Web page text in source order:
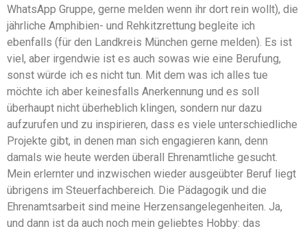
WhatsApp Gruppe, gerne melden wenn ihr dort rein wollt), die
jährliche Amphibien- und Rehkitzrettung begleite ich
ebenfalls (für den Landkreis München gerne melden). Es ist
viel, aber irgendwie ist es auch sowas wie eine Berufung,
sonst würde ich es nicht tun. Mit dem was ich alles tue
möchte ich aber keinesfalls Anerkennung und es soll
überhaupt nicht überheblich klingen, sondern nur dazu
aufzurufen und zu inspirieren, dass es viele unterschiedliche
Projekte gibt, in denen man sich engagieren kann, denn
damals wie heute werden überall Ehrenamtliche gesucht.
Mein erlernter und inzwischen wieder ausgeübter Beruf liegt
übrigens im Steuerfachbereich. Die Pädagogik und die
Ehrenamtsarbeit sind meine Herzensangelegenheiten. Ja,
und dann ist da auch noch mein geliebtes Hobby: das